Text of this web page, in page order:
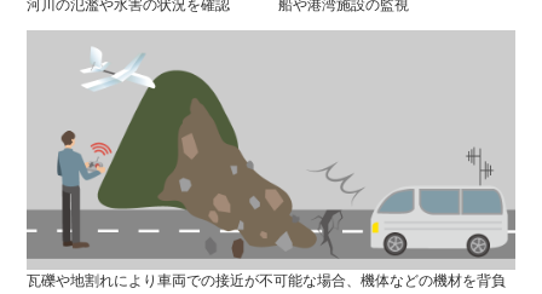
河川の氾濫や水害の状況を確認 船や港湾施設の監視
瓦礫や地割れにより車両での接近が不可能な場合、機体などの機材を背負